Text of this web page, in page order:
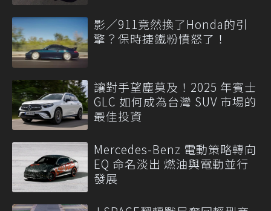
影／911竟然換了Honda的引
擎？保時捷鐵粉憤怒了！
讓對手望塵莫及！2025 年賓士
GLC 如何成為台灣 SUV 市場的
最佳投資
Mercedes-Benz 電動策略轉向
EQ 命名淡出 燃油與電動並行
發展